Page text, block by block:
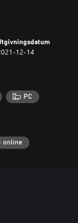
12-14
PC
online